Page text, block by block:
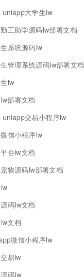
大学生lw
工助学源码lw部署文档
系统源码lw
管理系统源码lw部署文档
lw
部署文档
交易小程序lw
信小程序lw
台lw文档
物源码lw部署文档
码lw文档
文档
微信小程序lw
易lw
码lw